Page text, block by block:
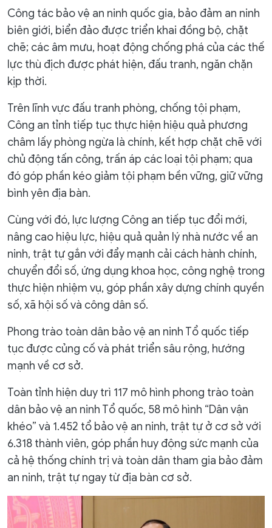
Công tác bảo vệ an ninh quốc gia, bảo đảm an ninh
biên giới, biển đảo được triển khai đồng bộ, chặt
chẽ; các âm mưu, hoạt động chống phá của các thế
lực thù địch được phát hiện, đấu tranh, ngăn chặn
kịp thời.
Trên lĩnh vực đấu tranh phòng, chống tội phạm,
Công an tỉnh tiếp tục thực hiện hiệu quả phương
châm lấy phòng ngừa là chính, kết hợp chặt chẽ với
chủ động tấn công, trấn áp các loại tội phạm; qua
đó góp phần kéo giảm tội phạm bền vững, giữ vững
bình yên địa bàn.
Cùng với đó, lực lượng Công an tiếp tục đổi mới,
nâng cao hiệu lực, hiệu quả quản lý nhà nước về an
ninh, trật tự gắn với đẩy mạnh cải cách hành chính,
chuyển đổi số, ứng dụng khoa học, công nghệ trong
thực hiện nhiệm vụ, góp phần xây dựng chính quyền
số, xã hội số và công dân số.
Phong trào toàn dân bảo vệ an ninh Tổ quốc tiếp
tục được củng cố và phát triển sâu rộng, hướng
mạnh về cơ sở.
Toàn tỉnh hiện duy trì 117 mô hình phong trào toàn
dân bảo vệ an ninh Tổ quốc, 58 mô hình “Dân vận
khéo” và 1.452 tổ bảo vệ an ninh, trật tự ở cơ sở với
6.318 thành viên, góp phần huy động sức mạnh của
cả hệ thống chính trị và toàn dân tham gia bảo đảm
an ninh, trật tự ngay từ địa bàn cơ sở.